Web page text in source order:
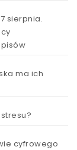
sierpnia.
ma ich
cyfrowego